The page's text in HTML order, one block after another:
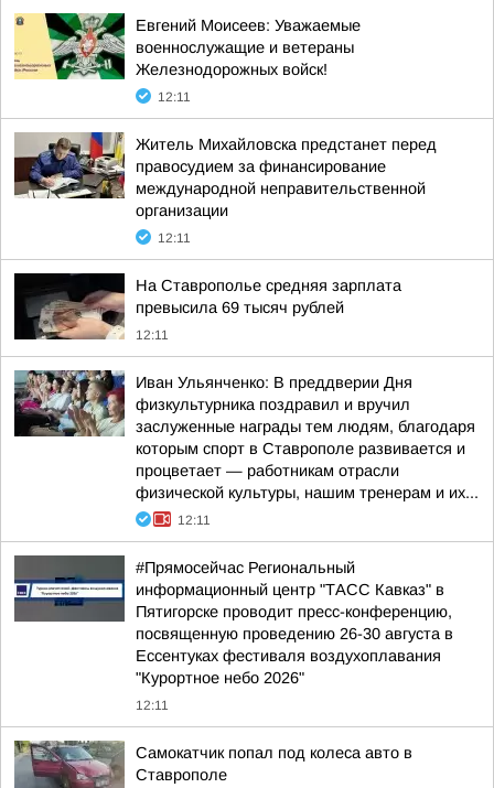
Евгений Моисеев: Уважаемые
военнослужащие и ветераны
Железнодорожных войск!
12:11
Житель Михайловска предстанет перед
правосудием за финансирование
международной неправительственной
организации
12:11
На Ставрополье средняя зарплата
превысила 69 тысяч рублей
12:11
Иван Ульянченко: В преддверии Дня
физкультурника поздравил и вручил
заслуженные награды тем людям, благодаря
которым спорт в Ставрополе развивается и
процветает — работникам отрасли
физической культуры, нашим тренерам и их...
12:11
#Прямосейчас Региональный
информационный центр "ТАСС Кавказ" в
Пятигорске проводит пресс-конференцию,
посвященную проведению 26-30 августа в
Ессентуках фестиваля воздухоплавания
"Курортное небо 2026"
12:11
Самокатчик попал под колеса авто в
Ставрополе